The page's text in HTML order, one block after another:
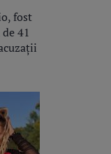
fost
41